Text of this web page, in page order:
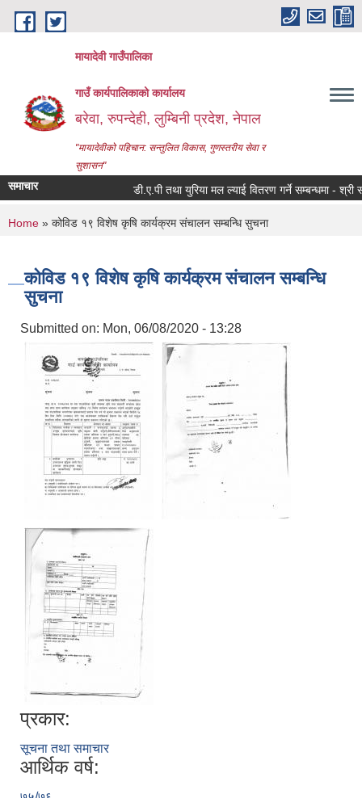
Skip to main content
मायादेवी गाउँपालिका
गाउँ कार्यपालिकाको कार्यालय
बरेवा, रुपन्देही, लुम्बिनी प्रदेश, नेपाल
"मायादेवीको पहिचान: सन्तुलित विकास, गुणस्तरीय सेवा र
सुशासन"
समाचार डी.ए.पी तथा युरिया मल ल्याई वितरण गर्ने सम्बन्धमा - श्री
You are here
Home » कोविड १९ विशेष कृषि कार्यक्रम संचालन सम्बन्धि सुचना
कोविड १९ विशेष कृषि कार्यक्रम संचालन सम्बन्धि
सुचना
Submitted on: Mon, 06/08/2020 - 13:28
प्रकार:
सूचना तथा समाचार
आर्थिक वर्ष: